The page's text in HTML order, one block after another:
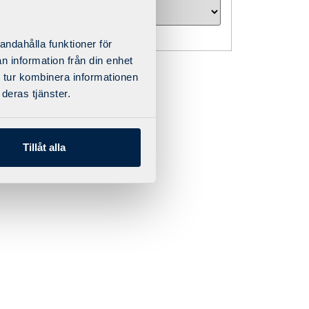
funktioner för
information från din enhet
kombinera informationen
tjänster.
Tillåt alla